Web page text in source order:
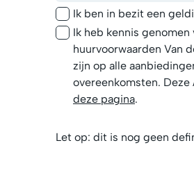
Ik ben in bezit een
Ik heb kennis
huurvoorwaarden Van
zijn op alle
overeenkomsten.
deze pagina.
Let op: dit is nog geen